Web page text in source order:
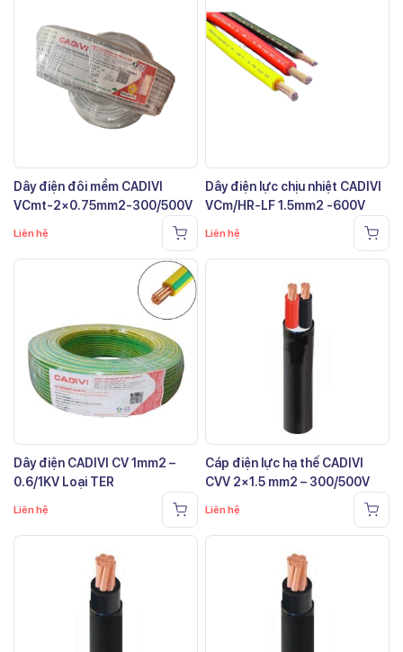
Dây điện đôi mềm CADIVI
VCmt-2×0.75mm2-300/500V
Liên hệ
Dây điện lực chịu nhiệt CADIVI
VCm/HR-LF 1.5mm2 -600V
Liên hệ
Dây điện CADIVI CV 1mm2 –
0.6/1KV Loại TER
Liên hệ
Cáp điện lực hạ thế CADIVI
CVV 2×1.5 mm2 – 300/500V
Liên hệ